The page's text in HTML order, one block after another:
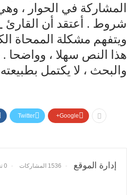
المشاركة في الحوار ،
شروط . أعتقد أن القارئ
ويتفهم مشكلة الممحاة
هذا النص سهلا ، وواضحا .
والبحث ، لا يكتمل
Twitter Google+
إدارة الموقع 1536 المشاركات 0 تعليقات